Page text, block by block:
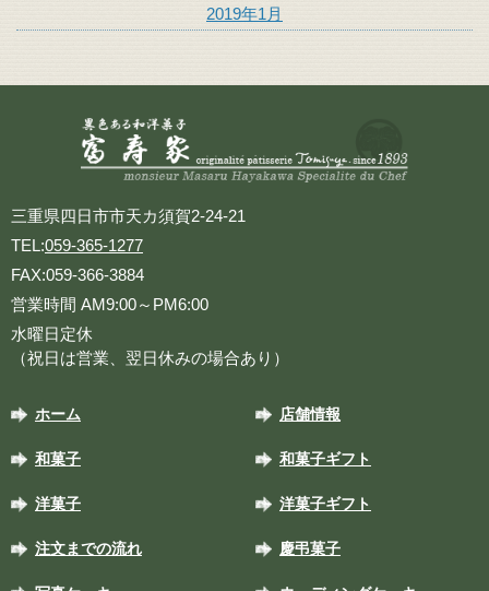
2019年1月
三重県四日市市天カ須賀2-24-21
TEL:059-365-1277
FAX:059-366-3884
営業時間 AM9:00～PM6:00
水曜日定休
（祝日は営業、翌日休みの場合あり）
ホーム 店舗情報
和菓子 和菓子ギフト
洋菓子 洋菓子ギフト
注文までの流れ 慶弔菓子